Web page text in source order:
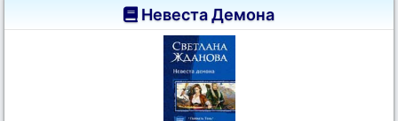
Невеста Демона